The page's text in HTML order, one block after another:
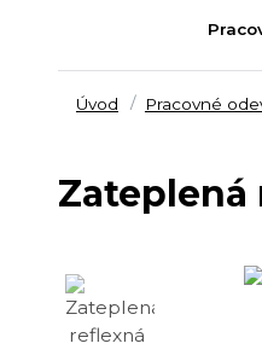
Úvod Pracovné
Zateplená